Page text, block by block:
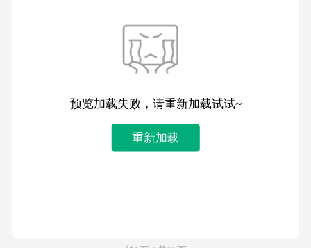
预览加载失败，请重新加载试试~
重新加载